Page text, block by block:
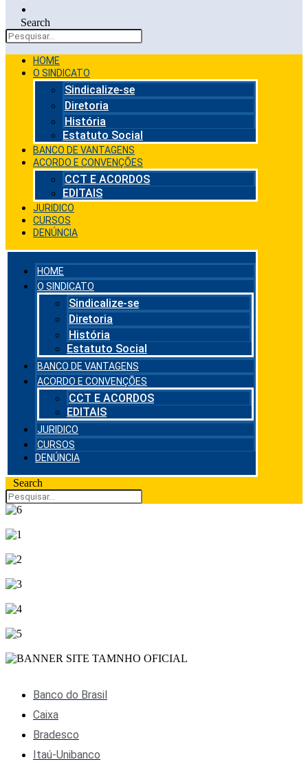
Search
HOME
O SINDICATO
Sindicalize-se
Diretoria
História
Estatuto Social
BANCO DE VANTAGENS
ACORDO E CONVENÇÕES
CCT E ACORDOS
EDITAIS
JURIDICO
CURSOS
DENÚNCIA
HOME
O SINDICATO
Sindicalize-se
Diretoria
História
Estatuto Social
BANCO DE VANTAGENS
ACORDO E CONVENÇÕES
CCT E ACORDOS
EDITAIS
JURIDICO
CURSOS
DENÚNCIA
Search
Banco do Brasil
Caixa
Bradesco
Itaú-Unibanco